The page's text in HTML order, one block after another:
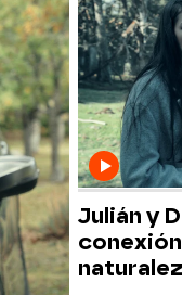
Julián y